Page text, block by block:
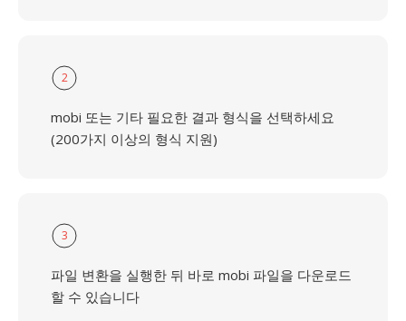
2
mobi 또는 기타 필요한 결과 형식을 선택하세요
(200가지 이상의 형식 지원)
3
파일 변환을 실행한 뒤 바로 mobi 파일을 다운로드
할 수 있습니다